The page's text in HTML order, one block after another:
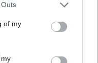
of my